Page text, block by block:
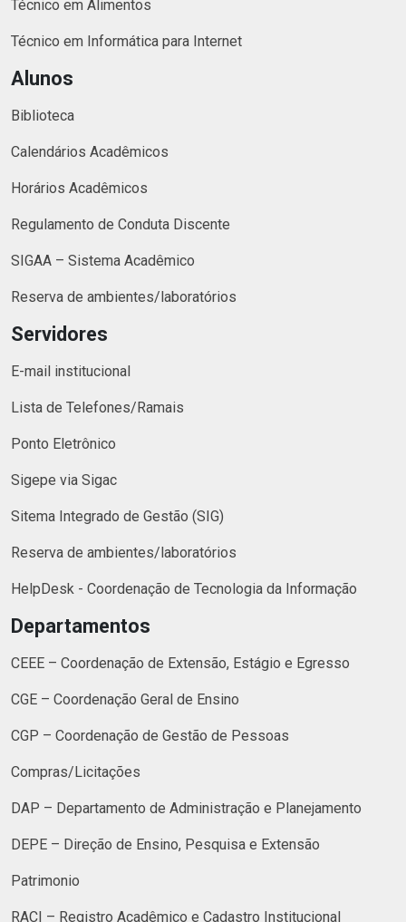
Técnico em Alimentos
Técnico em Informática para Internet
Alunos
Biblioteca
Calendários Acadêmicos
Horários Acadêmicos
Regulamento de Conduta Discente
SIGAA – Sistema Acadêmico
Reserva de ambientes/laboratórios
Servidores
E-mail institucional
Lista de Telefones/Ramais
Ponto Eletrônico
Sigepe via Sigac
Sitema Integrado de Gestão (SIG)
Reserva de ambientes/laboratórios
HelpDesk - Coordenação de Tecnologia da Informação
Departamentos
CEEE – Coordenação de Extensão, Estágio e Egresso
CGE – Coordenação Geral de Ensino
CGP – Coordenação de Gestão de Pessoas
Compras/Licitações
DAP – Departamento de Administração e Planejamento
DEPE – Direção de Ensino, Pesquisa e Extensão
Patrimonio
RACI – Registro Acadêmico e Cadastro Institucional